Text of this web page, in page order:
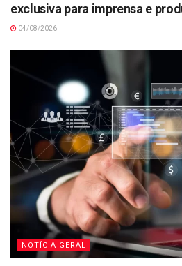
exclusiva para imprensa e
04/08/2026
NOTÍCIA GERAL